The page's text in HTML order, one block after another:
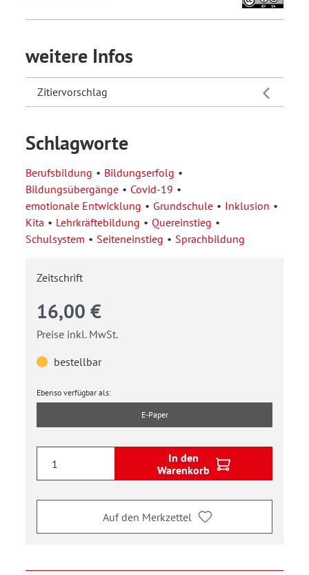
weitere Infos
Zitiervorschlag
Schlagworte
Berufsbildung
Bildungserfolg
Bildungsübergänge
Covid-19
emotionale Entwicklung
Grundschule
Inklusion
Kita
Lehrkräftebildung
Quereinstieg
Schulsystem
Seiteneinstieg Sprachbildung
Zeitschrift
16,00 €
Preise inkl. MwSt.
bestellbar
Ebenso verfügbar als:
E-Paper
In den
Warenkorb
Auf den Merkzettel